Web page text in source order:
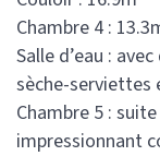
Chambre 4 :
Salle d’eau :
sèche-serviettes
Chambre 5 :
impressionnant